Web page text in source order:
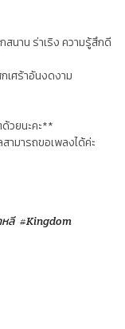
นาน ร่าเริง ความรู้สึกดี
เศร้าอันงดงาม
วยนะคะ**
ามารถขอเพลงได้ค่ะ
ลี #Kingdom